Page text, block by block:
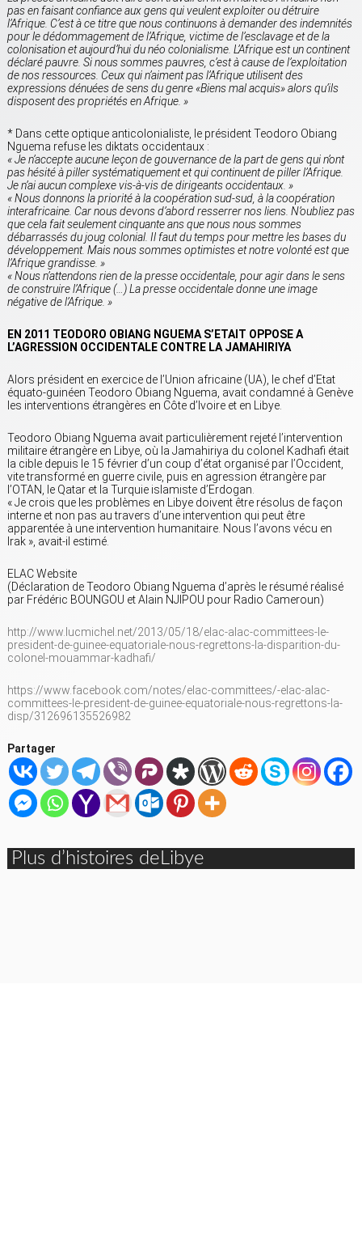
pas en faisant confiance aux gens qui veulent exploiter ou détruire
l’Afrique. C’est à ce titre que nous continuons à demander des indemnités
pour le dédommagement de l’Afrique, victime de l’esclavage et de la
colonisation et aujourd’hui du néo colonialisme. L’Afrique est un continent
déclaré pauvre. Si nous sommes pauvres, c’est à cause de l’exploitation
de nos ressources. Ceux qui n’aiment pas l’Afrique utilisent des
expressions dénuées de sens du genre «Biens mal acquis» alors qu’ils
disposent des propriétés en Afrique. »
* Dans cette optique anticolonialiste, le président Teodoro Obiang
Nguema refuse les diktats occidentaux :
« Je n’accepte aucune leçon de gouvernance de la part de gens qui n’ont
pas hésité à piller systématiquement et qui continuent de piller l’Afrique.
Je n’ai aucun complexe vis-à-vis de dirigeants occidentaux. »
« Nous donnons la priorité à la coopération sud-sud, à la coopération
interafricaine. Car nous devons d’abord resserrer nos liens. N’oubliez pas
que cela fait seulement cinquante ans que nous nous sommes
débarrassés du joug colonial. Il faut du temps pour mettre les bases du
développement. Mais nous sommes optimistes et notre volonté est que
l’Afrique grandisse. »
« Nous n’attendons rien de la presse occidentale, pour agir dans le sens
de construire l’Afrique (…) La presse occidentale donne une image
négative de l’Afrique. »
EN 2011 TEODORO OBIANG NGUEMA S’ETAIT OPPOSE A
L’AGRESSION OCCIDENTALE CONTRE LA JAMAHIRIYA
Alors président en exercice de l’Union africaine (UA), le chef d’Etat
équato-guinéen Teodoro Obiang Nguema, avait condamné à Genève
les interventions étrangères en Côte d’Ivoire et en Libye.
Teodoro Obiang Nguema avait particulièrement rejeté l’intervention
militaire étrangère en Libye, où la Jamahiriya du colonel Kadhafi était
la cible depuis le 15 février d’un coup d’état organisé par l’Occident,
vite transformé en guerre civile, puis en agression étrangère par
l’OTAN, le Qatar et la Turquie islamiste d’Erdogan.
« Je crois que les problèmes en Libye doivent être résolus de façon
interne et non pas au travers d’une intervention qui peut être
apparentée à une intervention humanitaire. Nous l’avons vécu en
Irak », avait-il estimé.
ELAC Website
(Déclaration de Teodoro Obiang Nguema d’après le résumé réalisé
par Frédéric BOUNGOU et Alain NJIPOU pour Radio Cameroun)
http://www.lucmichel.net/2013/05/18/elac-alac-committees-le-
president-de-guinee-equatoriale-nous-regrettons-la-disparition-du-
colonel-mouammar-kadhafi/
https://www.facebook.com/notes/elac-committees/-elac-alac-
committees-le-president-de-guinee-equatoriale-nous-regrettons-la-
disp/312696135526982
Partager
Plus d’histoires deLibye